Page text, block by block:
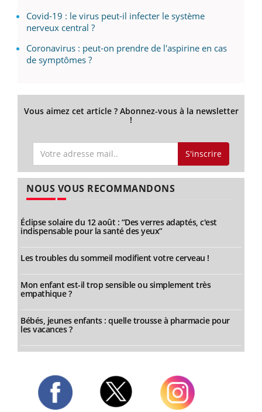
Covid-19 : le virus peut-il infecter le système
nerveux central ?
Coronavirus : peut-on prendre de l'aspirine en cas
de symptômes ?
Vous aimez cet article ? Abonnez-vous à la newsletter
!
S'inscrire
NOUS VOUS RECOMMANDONS
Éclipse solaire du 12 août : “Des verres adaptés, c'est
indispensable pour la santé des yeux”
Les troubles du sommeil modifient votre cerveau !
Mon enfant est-il trop sensible ou simplement très
empathique ?
Bébés, jeunes enfants : quelle trousse à pharmacie pour
les vacances ?